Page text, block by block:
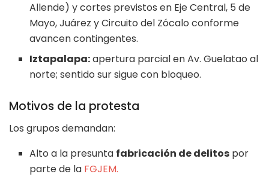
Allende) y cortes previstos en Eje Central, 5 de
Mayo, Juárez y Circuito del Zócalo conforme
avancen contingentes.
Iztapalapa:apertura parcial en Av. Guelatao al
norte; sentido sur sigue con bloqueo.
Motivos de la protesta
Los grupos demandan:
Alto a la presunta fabricación de delitos por
parte de la FGJEM.